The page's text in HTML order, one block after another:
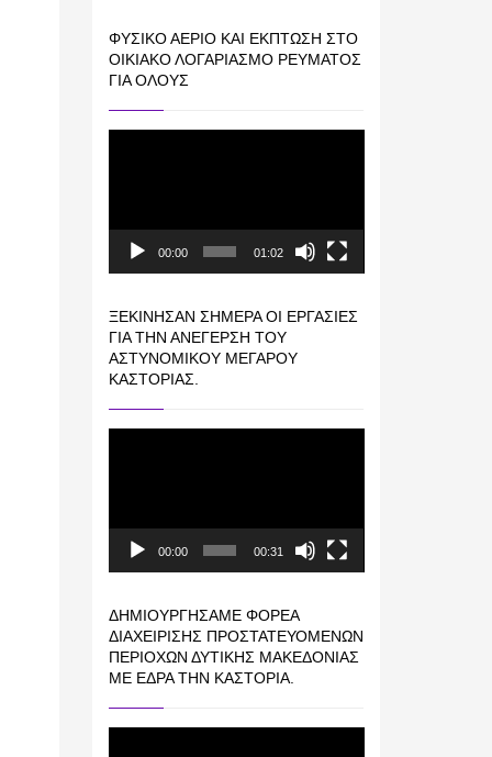
ΦΥΣΙΚΌ ΑΈΡΙΟ ΚΑΙ ΕΚΠΤΩΣΗ ΣΤΟ
ΟΙΚΙΑΚΌ ΛΟΓΑΡΙΑΣΜΌ ΡΕΎΜΑΤΟΣ
ΓΙΑ ΟΛΟΥΣ
00:00 01:02
ΞΕΚΊΝΗΣΑΝ ΣΉΜΕΡΑ ΟΙ ΕΡΓΑΣΊΕΣ
ΓΙΑ ΤΗΝ ΑΝΈΓΕΡΣΗ ΤΟΥ
ΑΣΤΥΝΟΜΙΚΟΎ ΜΕΓΆΡΟΥ
ΚΑΣΤΟΡΙΆΣ.
00:00 00:31
ΔΗΜΙΟΥΡΓΉΣΑΜΕ ΦΟΡΈΑ
ΔΙΑΧΕΊΡΙΣΗΣ ΠΡΟΣΤΑΤΕΥΌΜΕΝΩΝ
ΠΕΡΙΟΧΏΝ ΔΥΤΙΚΉΣ ΜΑΚΕΔΟΝΊΑΣ
ΜΕ ΈΔΡΑ ΤΗΝ ΚΑΣΤΟΡΙΆ.